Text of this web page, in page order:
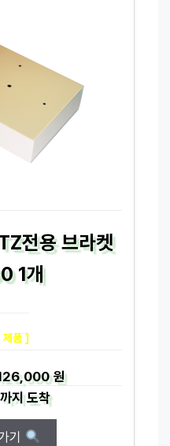
전용 브라켓
1개
품 ]
원
까지도착
기